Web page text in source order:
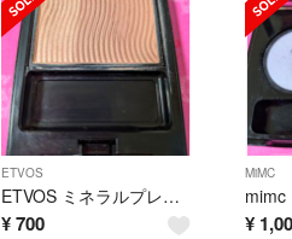
ETVOS
ETVOS ミネラルプレストチーク ヌードベージュ
¥700
MiMC
¥